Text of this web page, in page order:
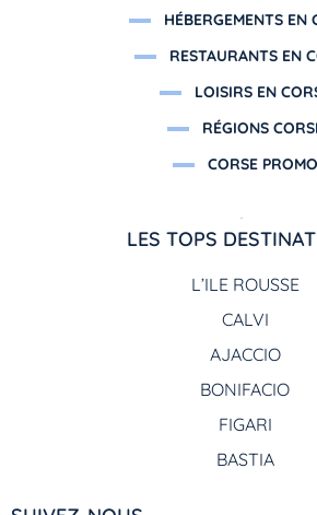
HÉBERGEMENTS EN
RESTAURANTS EN
LOISIRS EN
RÉGIONS
CORSE PROMO
LES TOPS
L’ILE ROUSSE
CALVI
AJACCIO
BONIFACIO
FIGARI
BASTIA